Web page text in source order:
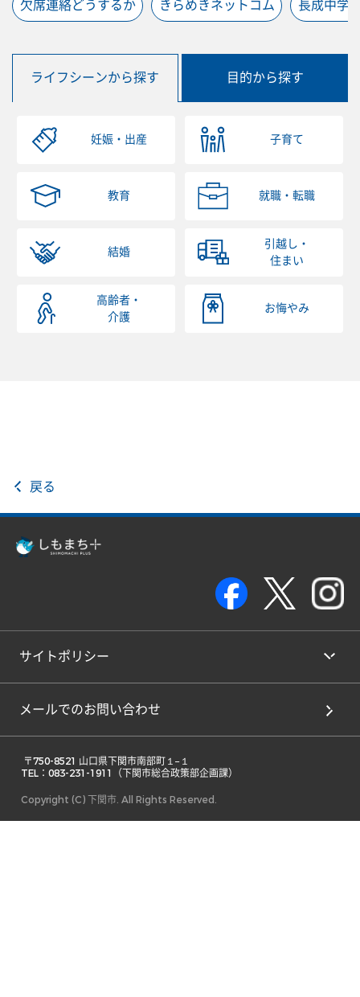
欠席連絡どうするか きらめきネットコム 長成中学
ライフシーンから探す 目的から探す
妊娠・出産 子育て
教育 就職・転職
結婚
引越し・
住まい
高齢者・
介護
お悔やみ
戻る
サイトポリシー
メールでのお問い合わせ
TEL：083-231-1911（下関市総合政策部企画課）
Copyright (C) 下関市. All Rights Reserved.